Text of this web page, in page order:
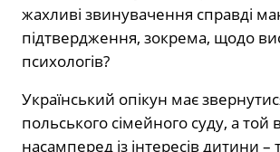
жахливі звинувачення справді
підтвердження, зокрема, щодо
психологів?
Український опікун має
польського сімейного суду, а той
насамперед із інтересів дитини